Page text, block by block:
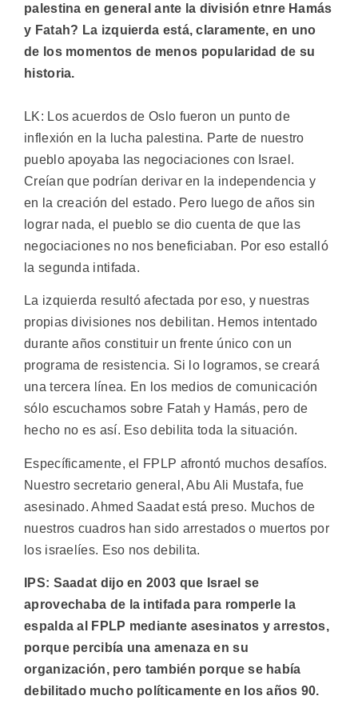
palestina en general ante la división etnre Hamás
y Fatah? La izquierda está, claramente, en uno
de los momentos de menos popularidad de su
historia.
LK: Los acuerdos de Oslo fueron un punto de
inflexión en la lucha palestina. Parte de nuestro
pueblo apoyaba las negociaciones con Israel.
Creían que podrían derivar en la independencia y
en la creación del estado. Pero luego de años sin
lograr nada, el pueblo se dio cuenta de que las
negociaciones no nos beneficiaban. Por eso estalló
la segunda intifada.
La izquierda resultó afectada por eso, y nuestras
propias divisiones nos debilitan. Hemos intentado
durante años constituir un frente único con un
programa de resistencia. Si lo logramos, se creará
una tercera línea. En los medios de comunicación
sólo escuchamos sobre Fatah y Hamás, pero de
hecho no es así. Eso debilita toda la situación.
Específicamente, el FPLP afrontó muchos desafíos.
Nuestro secretario general, Abu Ali Mustafa, fue
asesinado. Ahmed Saadat está preso. Muchos de
nuestros cuadros han sido arrestados o muertos por
los israelíes. Eso nos debilita.
IPS: Saadat dijo en 2003 que Israel se
aprovechaba de la intifada para romperle la
espalda al FPLP mediante asesinatos y arrestos,
porque percibía una amenaza en su
organización, pero también porque se había
debilitado mucho políticamente en los años 90.